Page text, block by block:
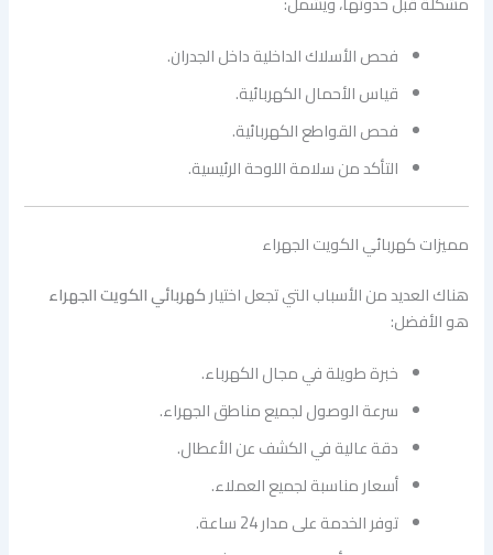
فحص الأسلاك الداخلية داخل الجدران.
قياس الأحمال الكهربائية.
فحص القواطع الكهربائية.
التأكد من سلامة اللوحة الرئيسية.
مميزات كهربائي الكويت الجهراء
هناك العديد من الأسباب التي تجعل اختياركهربائي الكويت الجهراء
هو الأفضل:
خبرة طويلة في مجال الكهرباء.
سرعة الوصول لجميع مناطق الجهراء.
دقة عالية في الكشف عن الأعطال.
أسعار مناسبة لجميع العملاء.
توفر الخدمة على مدار 24 ساعة.